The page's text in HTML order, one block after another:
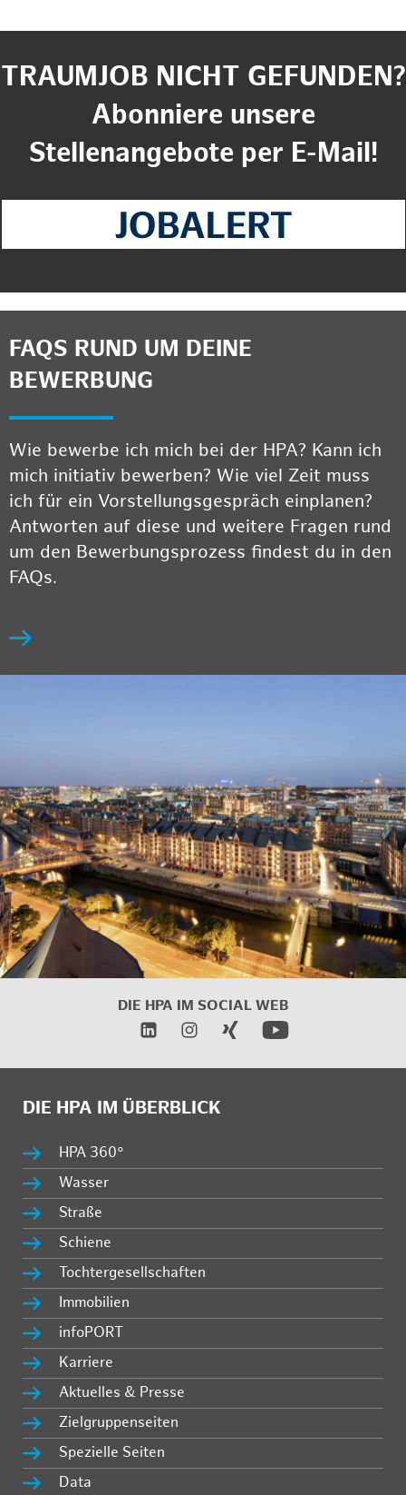
TRAUMJOB NICHT GEFUNDEN?
Abonniere unsere
Stellenangebote per E-Mail!
FAQS RUND UM DEINE
BEWERBUNG
Wie bewerbe ich mich bei der HPA? Kann ich
mich initiativ bewerben? Wie viel Zeit muss
ich für ein Vorstellungsgespräch einplanen?
Antworten auf diese und weitere Fragen rund
um den Bewerbungsprozess findest du in den
FAQs.
DIE HPA IM SOCIAL WEB
DIE HPA IM ÜBERBLICK
HPA 360°
Wasser
Straße
Schiene
Tochtergesellschaften
Immobilien
infoPORT
Karriere
Aktuelles & Presse
Zielgruppenseiten
Spezielle Seiten
Data